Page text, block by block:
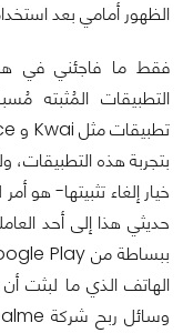
الظهور أمامي بعد
فقط ما فاجئني في
بتجربة هذه
حديثي هذا إلى أحد
الهاتف الذي ما لبثت